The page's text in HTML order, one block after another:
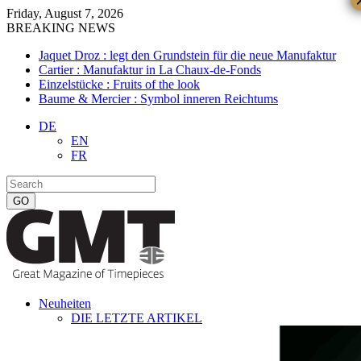
Friday, August 7, 2026
BREAKING NEWS
Jaquet Droz : legt den Grundstein für die neue Manufaktur
Cartier : Manufaktur in La Chaux-de-Fonds
Einzelstücke : Fruits of the look
Baume & Mercier : Symbol inneren Reichtums
DE
EN
FR
Neuheiten
DIE LETZTE ARTIKEL